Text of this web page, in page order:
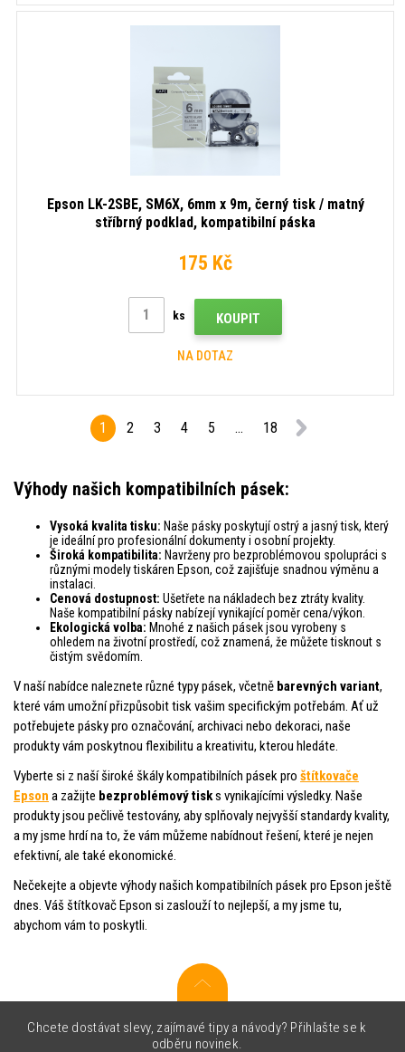
Epson LK-2SBE, SM6X, 6mm x 9m, černý tisk / matný
stříbrný podklad, kompatibilní páska
175 Kč
ks KOUPIT
NA DOTAZ
1 2 3 4 5 ... 18
Výhody našich kompatibilních pásek:
Vysoká kvalita tisku: Naše pásky poskytují ostrý a jasný tisk, který
je ideální pro profesionální dokumenty i osobní projekty.
Široká kompatibilita: Navrženy pro bezproblémovou spolupráci s
různými modely tiskáren Epson, což zajišťuje snadnou výměnu a
instalaci.
Cenová dostupnost: Ušetřete na nákladech bez ztráty kvality.
Naše kompatibilní pásky nabízejí vynikající poměr cena/výkon.
Ekologická volba: Mnohé z našich pásek jsou vyrobeny s
ohledem na životní prostředí, což znamená, že můžete tisknout s
čistým svědomím.
V naší nabídce naleznete různé typy pásek, včetně barevných variant,
které vám umožní přizpůsobit tisk vašim specifickým potřebám. Ať už
potřebujete pásky pro označování, archivaci nebo dekoraci, naše
produkty vám poskytnou flexibilitu a kreativitu, kterou hledáte.
Vyberte si z naší široké škály kompatibilních pásek pro štítkovače
Epson a zažijte bezproblémový tisks vynikajícími výsledky. Naše
produkty jsou pečlivě testovány, aby splňovaly nejvyšší standardy kvality,
a my jsme hrdí na to, že vám můžeme nabídnout řešení, které je nejen
efektivní, ale také ekonomické.
Nečekejte a objevte výhody našich kompatibilních pásek pro Epson ještě
dnes. Váš štítkovač Epson si zaslouží to nejlepší, a my jsme tu,
abychom vám to poskytli.
Chcete dostávat slevy, zajímavé tipy a návody? Přihlašte se k
odběru novinek.